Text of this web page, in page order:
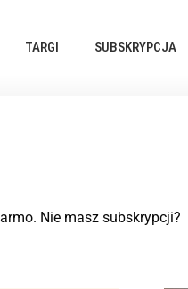
TARGI SUBSKRYPCJA
Nie masz subskrypcji?